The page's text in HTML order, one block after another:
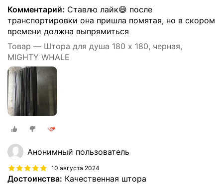
Комментарий: Ставлю лайк😄 после
транспортировки она пришла помятая, но в скором
времени должна выпрямиться
Товар — Штора для душа 180 x 180, черная,
MIGHTY WHALE
Анонимный пользователь
10 августа 2024
Достоинства: Качественная штора